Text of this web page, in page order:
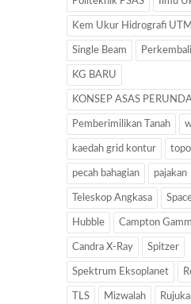
Kem Ukur Hidrografi UTM
Single Beam
KG BARU
KONSEP ASAS
Pemberimilikan Tanah
kaedah grid kontur
pecah bahagian pajakan
Teleskop Angkasa
Hubble Campton
Candra X-Ray Spitzer
Spektrum Eksoplanet
TLS Mizwalah